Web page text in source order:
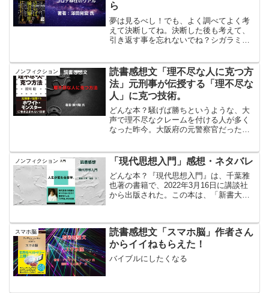
ら
夢は見るべし！でも、よく調べてよく考
えて決断してね。決断した後も考えて、
引き返す事を忘れないでね？シガラミに
東京を捨てる コロナ移住のリアル著
者:#澤田晃宏 氏東京を...
ノンフィクション
読書感想文「理不尽な人に克つ方
法」元刑事が伝授する「理不尽な
人」に克つ技術。
どんな本？騒げば勝ちというような、大
声で理不尽なクレームを付ける人が多く
なった昨今。大阪府の元警察官だった方
ベテランの方が、どうやったら理不尽な
クレームを言う人に対応出...
ノンフィクション 「現代思想入門」感想・ネタバレ
どんな本？『現代思想入門』は、千葉雅
也著の書籍で、2022年3月16日に講談社
から出版された。この本は、「新書大賞
尽くした、究極の「入門書」。デリダ、
ドゥルーズ、フ...
スマホ脳
読書感想文「スマホ脳」作者さん
からイイねもらえた！
バイブルにしたくなる